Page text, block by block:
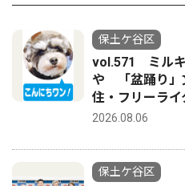
保土ケ谷区
vol.571 ミルキ
や 「盆踊り」
住・フリーライ
2026.08.06
保土ケ谷区